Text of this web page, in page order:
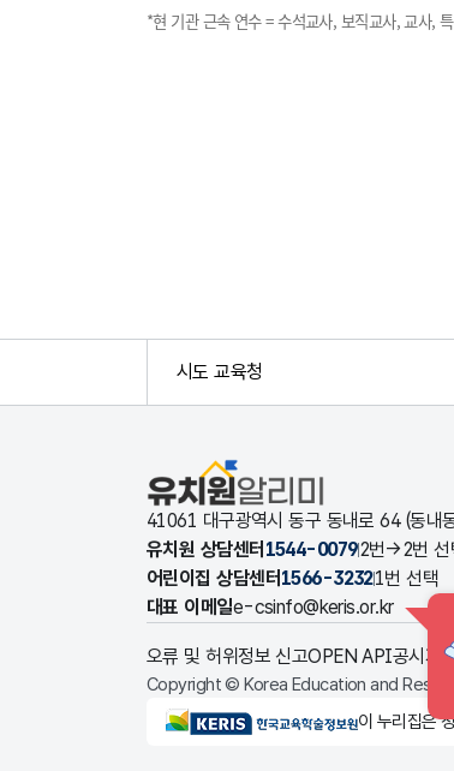
*현 기관 근속 연수 = 수석교사, 보직교사, 교사,
시도 교육청
유치원알리미
41061 대구광역시 동구 동내로 64 (동내
유치원 상담센터 1544-00792번→2번 선
어린이집 상담센터 1566-32321번 선택
대표 이메일e-csinfo@keris.or.kr
오류 및 허위정보 신고OPEN API공시자
Copyright © Korea Education and
KERIS한국교육학술정보원이 누리집은